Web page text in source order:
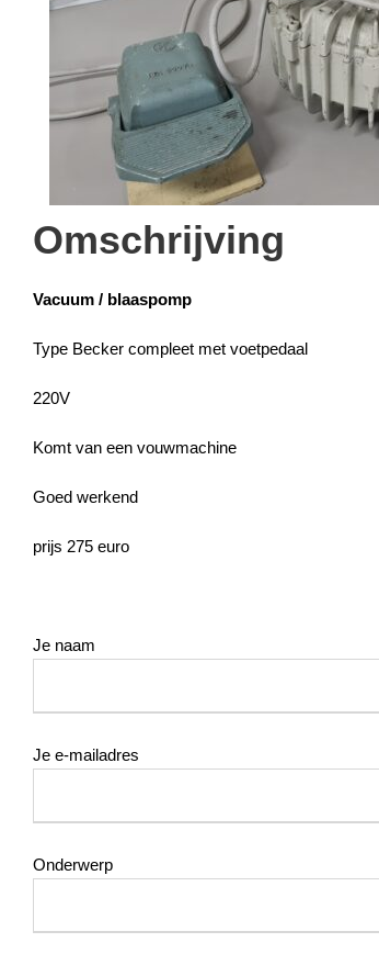
Omschrijving
Vacuum / blaaspomp
Type Becker compleet met voetpedaal
220V
Komt van een vouwmachine
Goed werkend
prijs 275 euro
Je naam
Je e-mailadres
Onderwerp